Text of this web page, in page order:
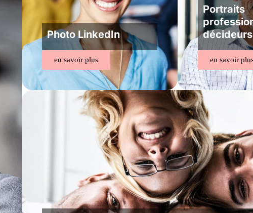
Photo LinkedIn
en savoir plus
Portraits
décideurs
en savoir